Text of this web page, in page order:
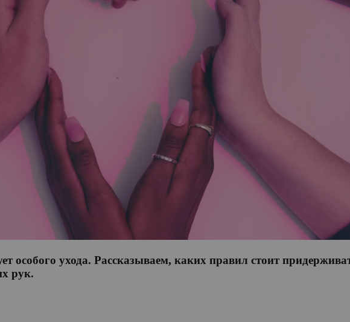
особого ухода. Рассказываем, каких правил стоит
рук.